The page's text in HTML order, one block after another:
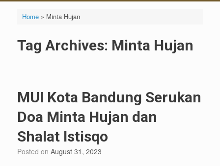
Home» Minta Hujan
Tag Archives: Minta Hujan
MUI Kota Bandung Serukan
Doa Minta Hujan dan
Shalat Istisqo
Posted on August 31, 2023